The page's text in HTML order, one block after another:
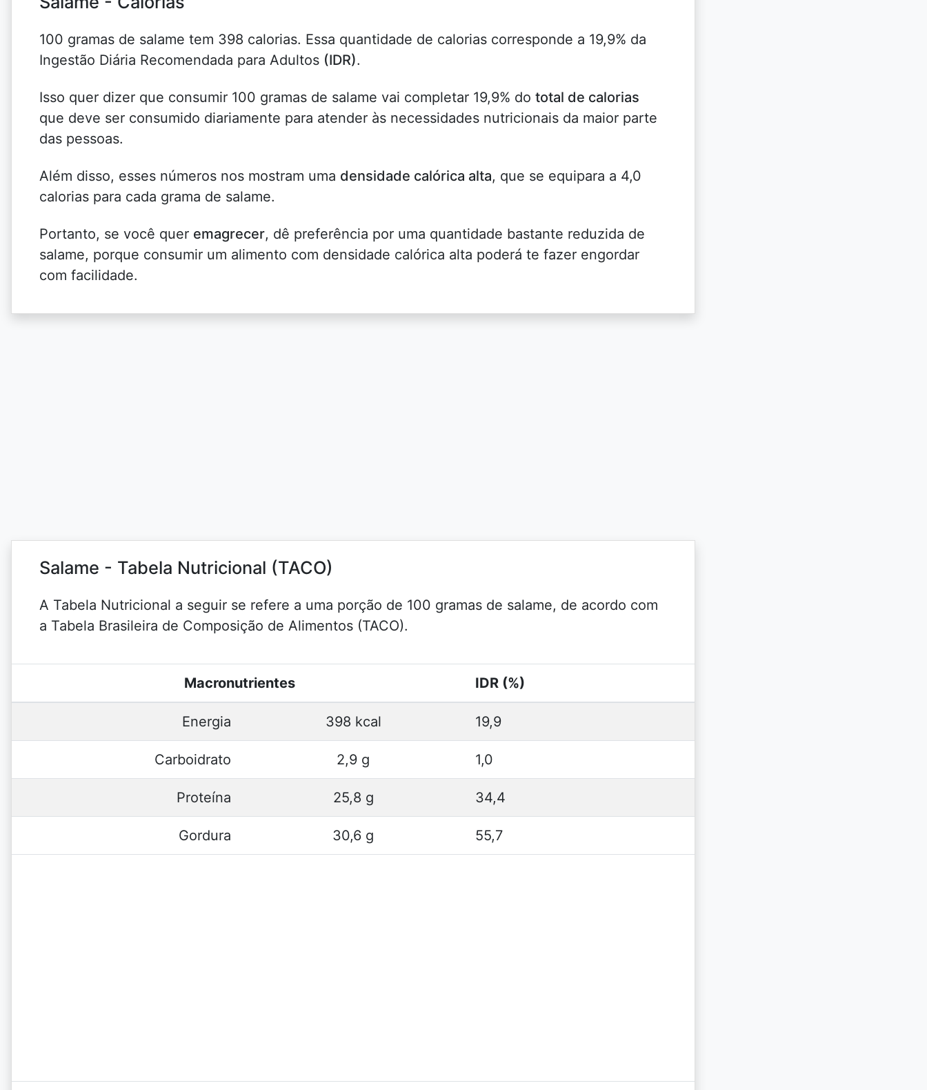
100 gramas de salame tem 398 calorias. Essa quantidade de calorias corresponde a 19,9% da
Ingestão Diária Recomendada para Adultos (IDR).
Isso quer dizer que consumir 100 gramas de salame vai completar 19,9% do total de calorias
que deve ser consumido diariamente para atender às necessidades nutricionais da maior parte
das pessoas.
Além disso, esses números nos mostram uma densidade calórica alta, que se equipara a 4,0
calorias para cada grama de salame.
Portanto, se você quer emagrecer, dê preferência por uma quantidade bastante reduzida de
salame, porque consumir um alimento com densidade calórica alta poderá te fazer engordar
com facilidade.
Salame - Tabela Nutricional (TACO)
A Tabela Nutricional a seguir se refere a uma porção de 100 gramas de salame, de acordo com
a Tabela Brasileira de Composição de Alimentos (TACO).
Macronutrientes IDR (%)
Energia 398 kcal 19,9
Carboidrato 2,9 g 1,0
Proteína 25,8 g 34,4
Gordura 30,6 g 55,7